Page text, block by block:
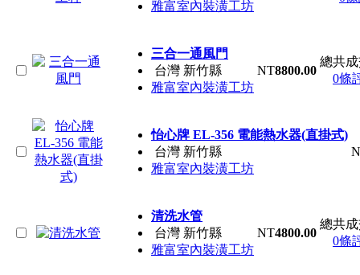
雅富室內裝潢工坊
三合一通風門
台灣 新竹縣
雅富室內裝潢工坊
NT8800.00
總共
0條
怡心牌 EL-356 電能熱水器(直掛式)
台灣 新竹縣
雅富室內裝潢工坊
清洗水管
台灣 新竹縣
雅富室內裝潢工坊
NT4800.00
總共
0條